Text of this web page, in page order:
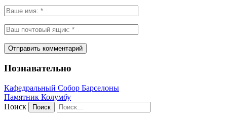
Познавательно
Кафeдрaльный Собор Барселоны
Пaмятник Колумбу
Поиск